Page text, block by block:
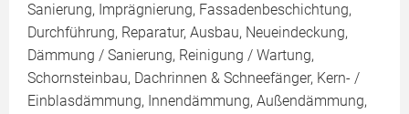
Sanierung, Imprägnierung, Fassadenbeschichtung,
Durchführung, Reparatur, Ausbau, Neueindeckung,
Dämmung / Sanierung, Reinigung / Wartung,
Schornsteinbau, Dachrinnen & Schneefänger, Kern- /
Einblasdämmung, Innendämmung, Außendämmung,